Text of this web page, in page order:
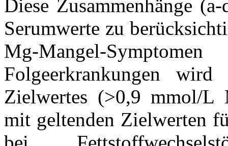
Diese Zusammenhänge
Serumwerte zu
Mg-Mangel-
Folgeerkrankungen
Zielwertes (>0,9 mmol/L
mit geltenden Zielwerten